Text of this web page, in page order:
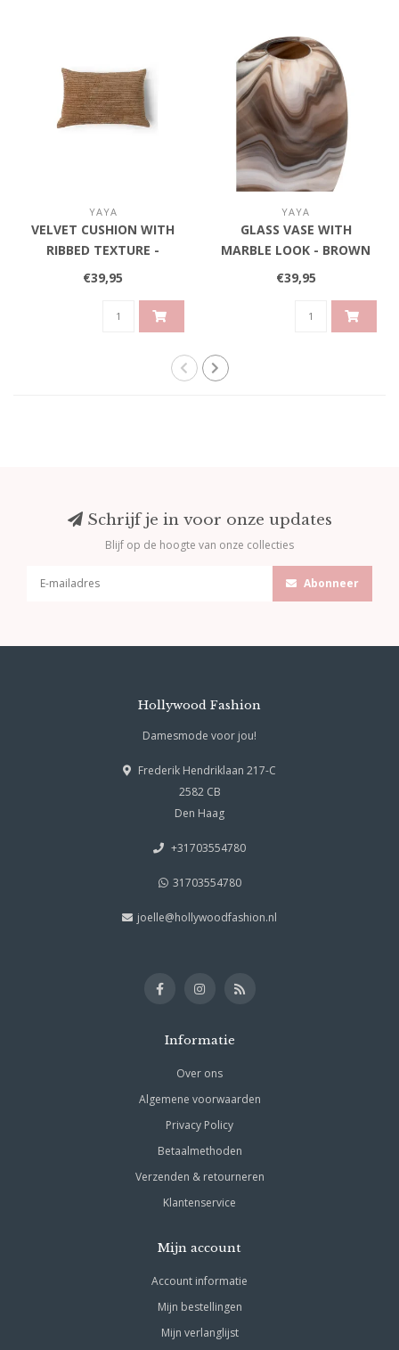
YAYA
VELVET CUSHION WITH
RIBBED TEXTURE -
BROWN
€39,95
YAYA
GLASS VASE WITH
MARBLE LOOK - BROWN
€39,95
Schrijf je in voor onze updates
Blijf op de hoogte van onze collecties
Abonneer
Hollywood Fashion
Damesmode voor jou!
Frederik Hendriklaan 217-C
2582 CB
Den Haag
+31703554780
31703554780
joelle@hollywoodfashion.nl
Informatie
Over ons
Algemene voorwaarden
Privacy Policy
Betaalmethoden
Verzenden & retourneren
Klantenservice
Mijn account
Account informatie
Mijn bestellingen
Mijn verlanglijst